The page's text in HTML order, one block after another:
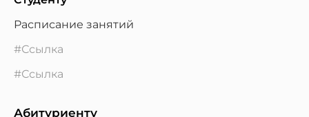
Расписание занятий
#Ссылка
#Ссылка
Абитуриенту